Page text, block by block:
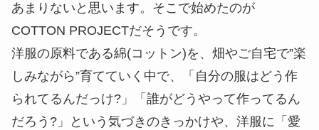
あまりないと思います。そこで始めたのが
COTTON PROJECTだそうです。
洋服の原料である綿(コットン)を、畑やご自宅で”楽
しみながら”育てていく中で、「自分の服はどう作
られてるんだっけ?」「誰がどうやって作ってるん
だろう?」という気づきのきっかけや、洋服に「愛